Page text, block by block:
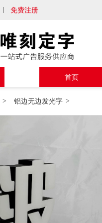
免费注册
首页
> 铝边无边发光字 >